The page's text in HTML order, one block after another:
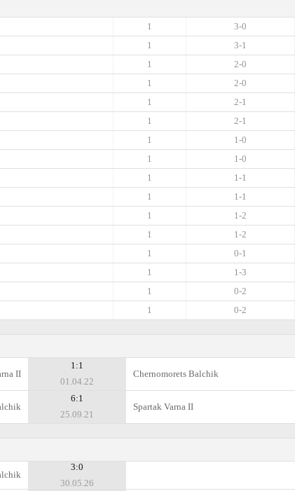
3-0
1
3-1
1
2-0
1
2-0
1
2-1
1
2-1
1
1-0
1
1-0
1
1-1
1
1-1
1
1-2
1
1-2
1
0-1
1
1-3
1
0-2
1
0-2
1
II
1:1
01.04.22
Chernomorets Balchik
6:1
25.09.21
Spartak Varna II
3:0
30.05.26